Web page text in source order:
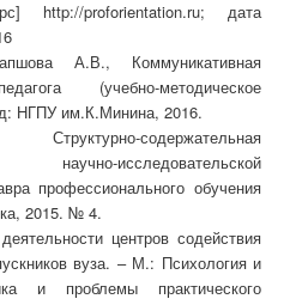
http://proforientation.ru; дата
А.В., Коммуникативная
(учебно-методическое
НГПУ им.К.Минина, 2016.
содержательная
исследовательской
профессионального обучения
2015. № 4.
центров содействия
вуза. – М.: Психология и
и проблемы практического